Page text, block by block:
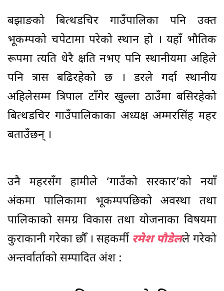
बझाङको बित्थडचिर गाउँपालिका पनि उक्त
भूकम्पको चपेटामा परेको स्थान हो । यहाँ भौतिक
रूपमा त्यति धेरै क्षति नभए पनि स्थानीयमा अहिले
पनि त्रास बढिरहेको छ । डरले गर्दा स्थानीय
अहिलेसम्म त्रिपाल टाँगेर खुल्ला ठाउँमा बसिरहेको
बित्थडचिर गाउँपालिकाका अध्यक्ष अम्मरसिंह महर
बताउँछन् ।
उनै महरसँग हामीले ‘गाउँको सरकार’को नयाँ
अंकमा पालिकामा भूकम्पपछिको अवस्था तथा
पालिकाको समग्र विकास तथा योजनाका विषयमा
कुराकानी गरेका छौँ । सहकर्मी रमेश पौडेलले गरेको
अन्तर्वार्ताको सम्पादित अंश :